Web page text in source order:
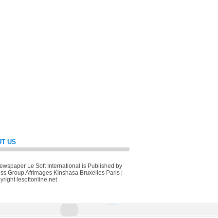
US
Le Soft International is Published by
Group Afrimages Kinshasa Bruxelles Paris |
lesoftonline.net